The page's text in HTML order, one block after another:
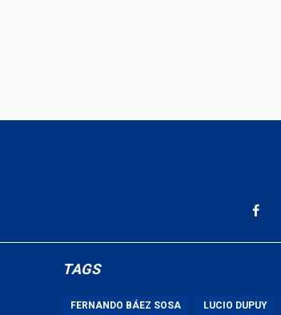
TAGS
FERNANDO BÁEZ SOSA LUCIO DUPUY